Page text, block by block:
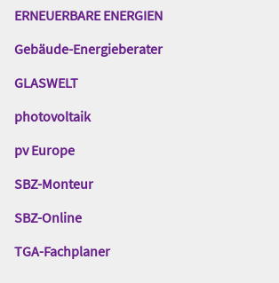
ERNEUERBARE ENERGIEN
Gebäude-Energieberater
GLASWELT
photovoltaik
pv Europe
SBZ-Monteur
SBZ-Online
TGA-Fachplaner